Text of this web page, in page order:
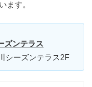
ます。
ズンテラス
シーズンテラス2F